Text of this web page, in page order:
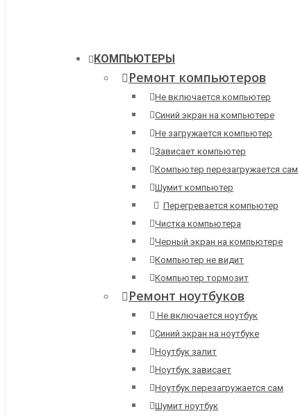
КОМПЬЮТЕРЫ
Ремонт компьютеров
Не включается компьютер
Синий экран на компьютере
Не загружается компьютер
Зависает компьютер
Компьютер перезагружается сам
Шумит компьютер
Перегревается компьютер
Чистка компьютера
Черный экран на компьютере
Компьютер не видит
Компьютер тормозит
Ремонт ноутбуков
Не включается ноутбук
Синий экран на ноутбуке
Ноутбук залит
Ноутбук зависает
Ноутбук перезагружается сам
Шумит ноутбук